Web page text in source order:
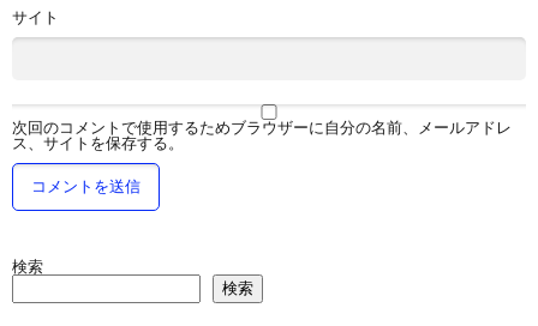
サイト
次回のコメントで使用するためブラウザーに自分の名前、メールアドレ
ス、サイトを保存する。
検索
検索